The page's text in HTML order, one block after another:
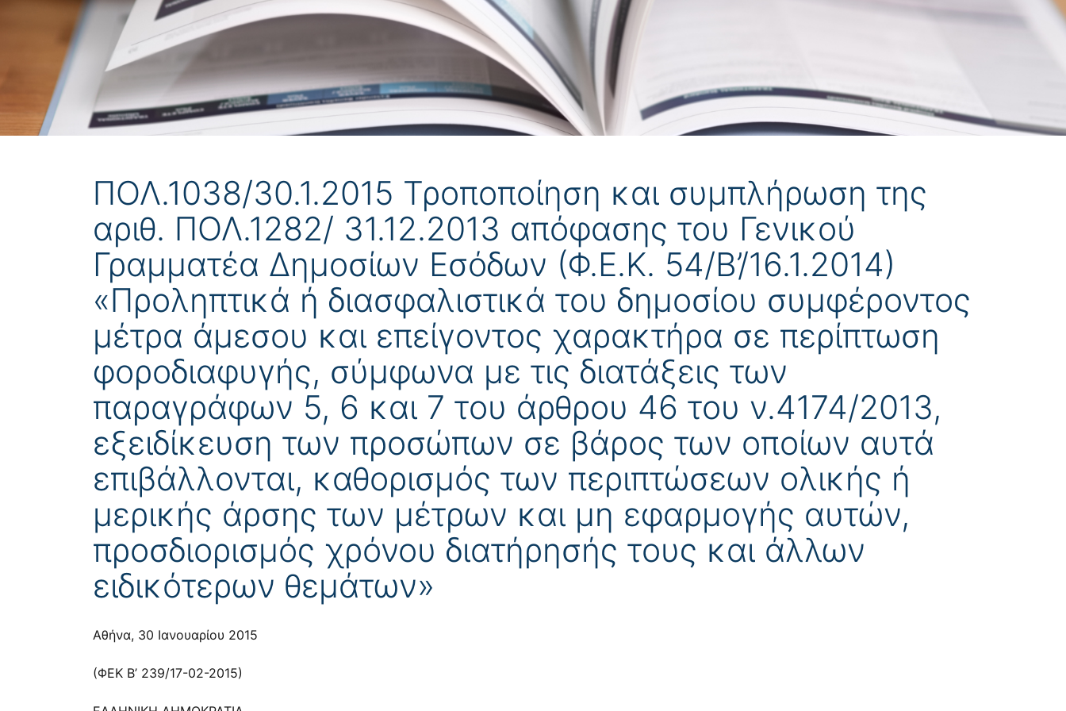
ΠΟΛ.1038/30.1.2015 Τροποποίηση και συμπλήρωση της
αριθ. ΠΟΛ.1282/ 31.12.2013 απόφασης του Γενικού
Γραμματέα Δημοσίων Εσόδων (Φ.Ε.Κ. 54/Β’/16.1.2014)
«Προληπτικά ή διασφαλιστικά του δημοσίου συμφέροντος
μέτρα άμεσου και επείγοντος χαρακτήρα σε περίπτωση
φοροδιαφυγής, σύμφωνα με τις διατάξεις των
παραγράφων 5, 6 και 7 του άρθρου 46 του ν.4174/2013,
εξειδίκευση των προσώπων σε βάρος των οποίων αυτά
επιβάλλονται, καθορισμός των περιπτώσεων ολικής ή
μερικής άρσης των μέτρων και μη εφαρμογής αυτών,
προσδιορισμός χρόνου διατήρησής τους και άλλων
ειδικότερων θεμάτων»
Αθήνα, 30 Ιανουαρίου 2015
(ΦΕΚ Β’ 239/17-02-2015)